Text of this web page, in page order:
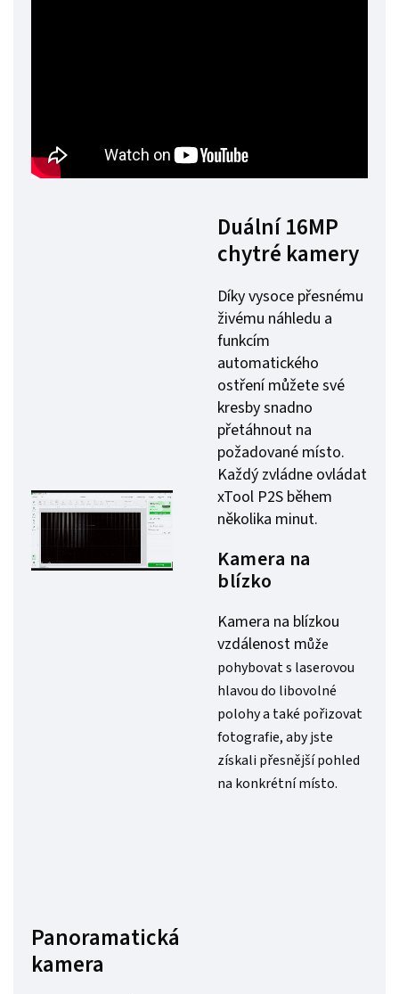
Duální 16MP
chytré kamery
Díky vysoce přesnému
živému náhledu a
funkcím
automatického
ostření můžete své
kresby snadno
přetáhnout na
požadované místo.
Každý zvládne ovládat
xTool P2S během
několika minut.
Kamera na
blízko
Kamera na blízkou
vzdálenost může
pohybovat s laserovou
hlavou do libovolné
polohy a také pořizovat
fotografie, aby jste
získali přesnější pohled
na konkrétní místo.
Panoramatická
kamera